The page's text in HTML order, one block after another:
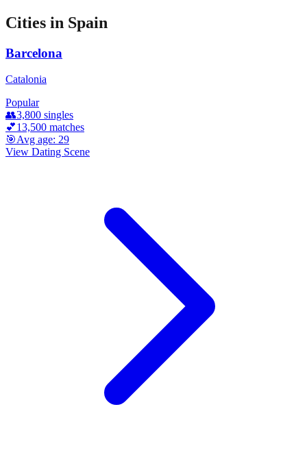
Cities in Spain
Barcelona
Catalonia
Popular
👥3,800 singles
💕13,500 matches
🎯Avg age: 29
View Dating Scene